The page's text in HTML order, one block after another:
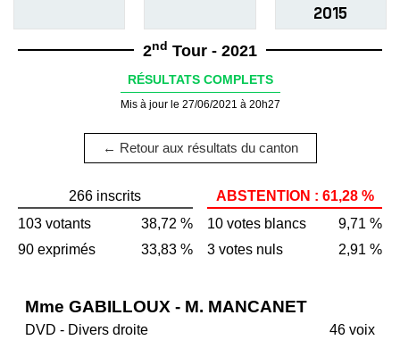
2015
2nd Tour - 2021
RÉSULTATS COMPLETS
Mis à jour le 27/06/2021 à 20h27
← Retour aux résultats du canton
266 inscrits
103 votants
38,72 %
90 exprimés
33,83 %
ABSTENTION : 61,28 %
10 votes blancs
9,71 %
3 votes nuls
2,91 %
Mme GABILLOUX - M. MANCANET
DVD - Divers droite 46 voix